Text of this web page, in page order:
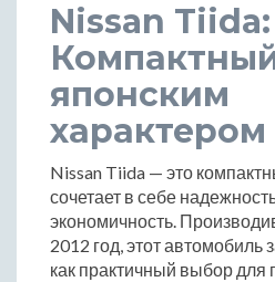
Nissan Tiida:
японским
характером
Nissan Tiida — это
сочетает в себе
экономичность.
2012 год, этот автомобиль
как практичный выбор для